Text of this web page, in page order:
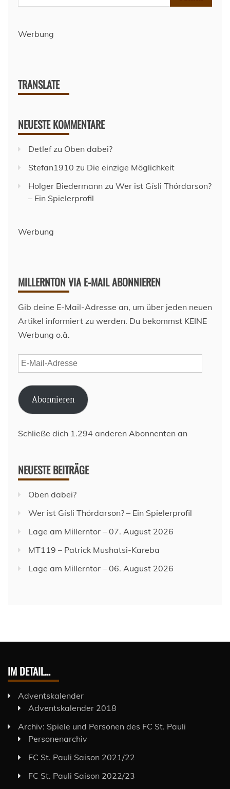
nach:
Werbung
TRANSLATE
NEUESTE KOMMENTARE
Detlefzu Oben dabei?
Stefan1910 zu Die einzige Möglichkeit
Holger Biedermann zu Wer ist Gísli Thórdarson?
– Ein Spielerprofil
Werbung
MILLERNTON VIA E-MAIL ABONNIEREN
Gib deine E-Mail-Adresse an, um über jeden neuen
Artikel informiert zu werden. Du bekommst KEINE
Werbung o.ä.
E-
Mail-
Adresse
Abonnieren
Schließe dich 1.294 anderen Abonnenten an
NEUESTE BEITRÄGE
Oben dabei?
Wer ist Gísli Thórdarson? – Ein Spielerprofil
Lage am Millerntor – 07. August 2026
MT119 – Patrick Mushatsi-Kareba
Lage am Millerntor – 06. August 2026
IM DETAIL…
Adventskalender
Adventskalender 2018
Archiv: Spiele und Personen des FC St. Pauli
Personenarchiv
FC St. Pauli Saison 2021/22
FC St. Pauli Saison 2022/23